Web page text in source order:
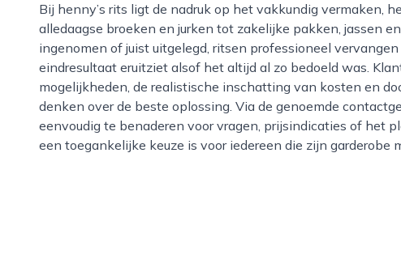
Bij henny’s rits ligt de nadruk op het vakkundig vermaken, herstellen en aanpassen van kleding, van
alledaagse broeken en jurken tot zakelijke pakken, jassen
ingenomen of juist uitgelegd, ritsen professioneel
eindresultaat eruitziet alsof het altijd al zo bedoeld was.
mogelijkheden, de realistische inschatting van kosten en
denken over de beste oplossing. Via de genoemde
eenvoudig te benaderen voor vragen, prijsindicaties of het
een toegankelijke keuze is voor iedereen die zijn garderobe